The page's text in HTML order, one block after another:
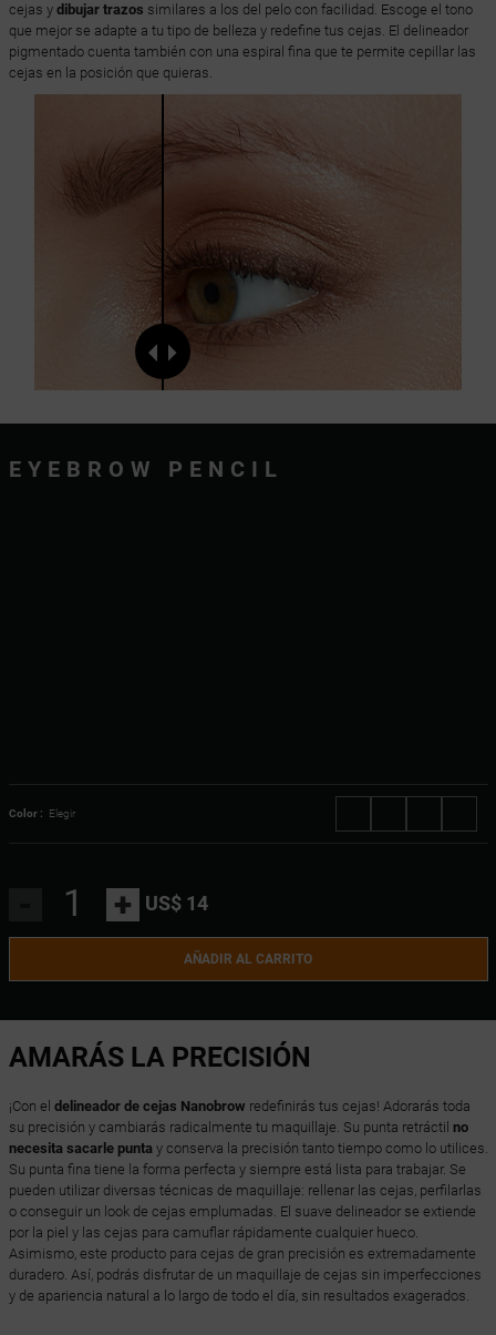
cejas y dibujar trazos similares a los del pelo con facilidad. Escoge el tono
que mejor se adapte a tu tipo de belleza y redefine tus cejas. El delineador
pigmentado cuenta también con una espiral fina que te permite cepillar las
cejas en la posición que quieras.
EYEBROW PENCIL
Color : Elegir
+ US$ 14
AÑADIR AL CARRITO
AMARÁS LA PRECISIÓN
¡Con el delineador de cejas Nanobrow redefinirás tus cejas! Adorarás toda
su precisión y cambiarás radicalmente tu maquillaje. Su punta retráctil no
necesita sacarle punta y conserva la precisión tanto tiempo como lo utilices.
Su punta fina tiene la forma perfecta y siempre está lista para trabajar. Se
pueden utilizar diversas técnicas de maquillaje: rellenar las cejas, perfilarlas
o conseguir un look de cejas emplumadas. El suave delineador se extiende
por la piel y las cejas para camuflar rápidamente cualquier hueco.
Asimismo, este producto para cejas de gran precisión es extremadamente
duradero. Así, podrás disfrutar de un maquillaje de cejas sin imperfecciones
y de apariencia natural a lo largo de todo el día, sin resultados exagerados.